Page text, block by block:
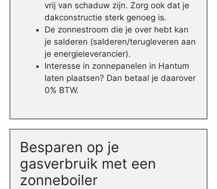
vrij van schaduw zijn. Zorg ook dat je
dakconstructie sterk genoeg is.
De zonnestroom die je over hebt kan
je salderen (salderen/terugleveren aan
je energieleverancier).
Interesse in zonnepanelen in Hantum
laten plaatsen? Dan betaal je daarover
0% BTW.
Besparen op je
gasverbruik met een
zonneboiler